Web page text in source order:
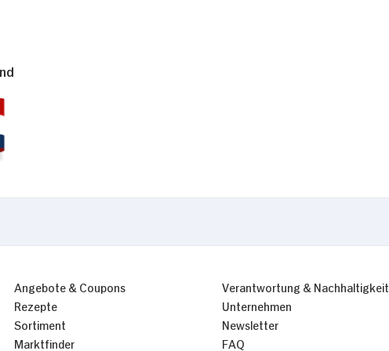
Angebote & Coupons
Rezepte
Sortiment
Marktfinder
Verantwortung & Nachhaltigkeit
Unternehmen
Newsletter
FAQ